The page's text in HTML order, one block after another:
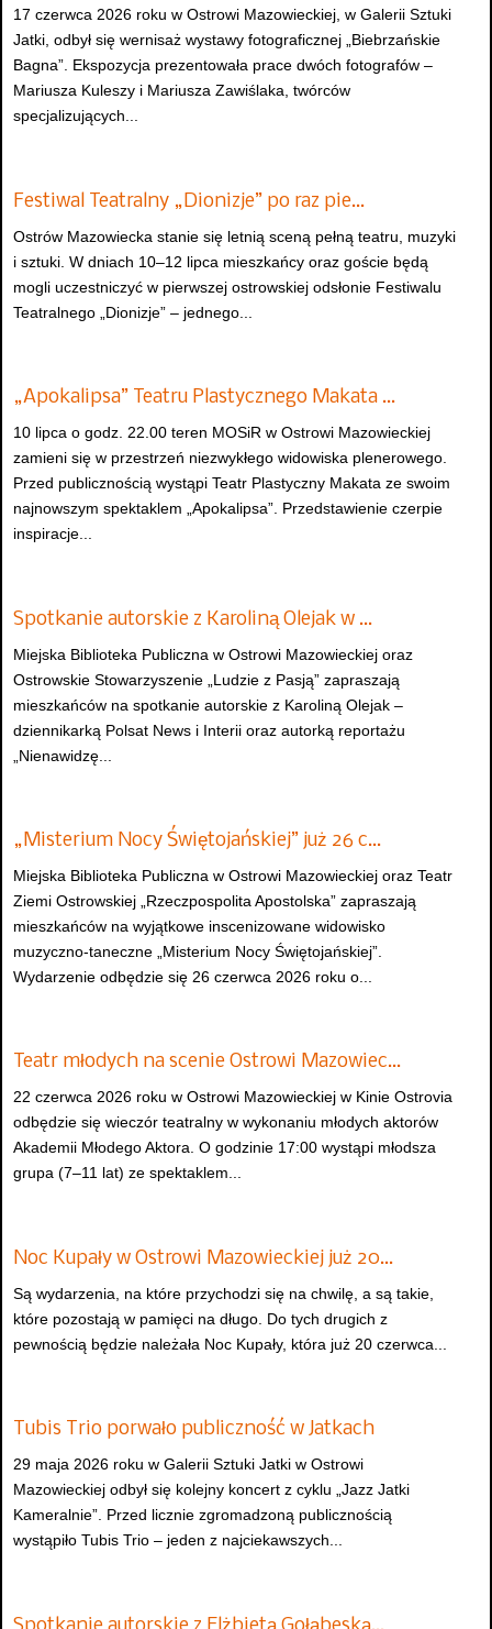
17 czerwca 2026 roku w Ostrowi Mazowieckiej, w Galerii Sztuki
Jatki, odbył się wernisaż wystawy fotograficznej „Biebrzańskie
Bagna”. Ekspozycja prezentowała prace dwóch fotografów –
Mariusza Kuleszy i Mariusza Zawiślaka, twórców
specjalizujących...
Festiwal Teatralny „Dionizje” po raz pie…
Ostrów Mazowiecka stanie się letnią sceną pełną teatru, muzyki
i sztuki. W dniach 10–12 lipca mieszkańcy oraz goście będą
mogli uczestniczyć w pierwszej ostrowskiej odsłonie Festiwalu
Teatralnego „Dionizje” – jednego...
„Apokalipsa” Teatru Plastycznego Makata …
10 lipca o godz. 22.00 teren MOSiR w Ostrowi Mazowieckiej
zamieni się w przestrzeń niezwykłego widowiska plenerowego.
Przed publicznością wystąpi Teatr Plastyczny Makata ze swoim
najnowszym spektaklem „Apokalipsa”. Przedstawienie czerpie
inspiracje...
Spotkanie autorskie z Karoliną Olejak w …
Miejska Biblioteka Publiczna w Ostrowi Mazowieckiej oraz
Ostrowskie Stowarzyszenie „Ludzie z Pasją” zapraszają
mieszkańców na spotkanie autorskie z Karoliną Olejak –
dziennikarką Polsat News i Interii oraz autorką reportażu
„Nienawidzę...
„Misterium Nocy Świętojańskiej” już 26 c…
Miejska Biblioteka Publiczna w Ostrowi Mazowieckiej oraz Teatr
Ziemi Ostrowskiej „Rzeczpospolita Apostolska” zapraszają
mieszkańców na wyjątkowe inscenizowane widowisko
muzyczno-taneczne „Misterium Nocy Świętojańskiej”.
Wydarzenie odbędzie się 26 czerwca 2026 roku o...
Teatr młodych na scenie Ostrowi Mazowiec…
22 czerwca 2026 roku w Ostrowi Mazowieckiej w Kinie Ostrovia
odbędzie się wieczór teatralny w wykonaniu młodych aktorów
Akademii Młodego Aktora. O godzinie 17:00 wystąpi młodsza
grupa (7–11 lat) ze spektaklem...
Noc Kupały w Ostrowi Mazowieckiej już 20…
Są wydarzenia, na które przychodzi się na chwilę, a są takie,
które pozostają w pamięci na długo. Do tych drugich z
pewnością będzie należała Noc Kupały, która już 20 czerwca...
Tubis Trio porwało publiczność w Jatkach
29 maja 2026 roku w Galerii Sztuki Jatki w Ostrowi
Mazowieckiej odbył się kolejny koncert z cyklu „Jazz Jatki
Kameralnie”. Przed licznie zgromadzoną publicznością
wystąpiło Tubis Trio – jeden z najciekawszych...